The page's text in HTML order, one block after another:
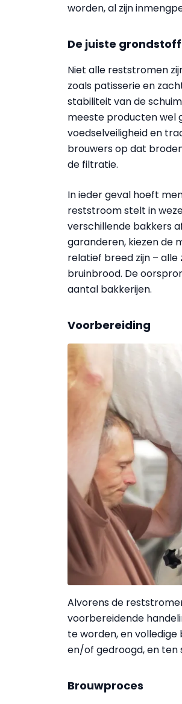
worden, al zijn
De juiste
Niet alle reststromen
zoals patisserie en
stabiliteit van de
meeste producten wel
voedselveiligheid en
brouwers op dat
de filtratie.
In ieder geval hoeft
reststroom stelt in
verschillende bakkers
garanderen, kiezen de
relatief breed zijn –
bruinbrood. De
aantal bakkerijen.
Voorbereiding
Alvorens de
voorbereidende
te worden, en
en/of gedroogd, en ten
Brouwproces